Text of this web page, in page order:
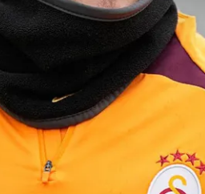
kişisel verileriniz işlenmekte
Diğer çerezler, sitemizin daha
yapılması, amaçlarıyla
aşağıda yer alan panel
Bilgilendirme Metnimizi
Korunması Kanunu uyarınca
kullanılan çerezlerle ilgili bilgi